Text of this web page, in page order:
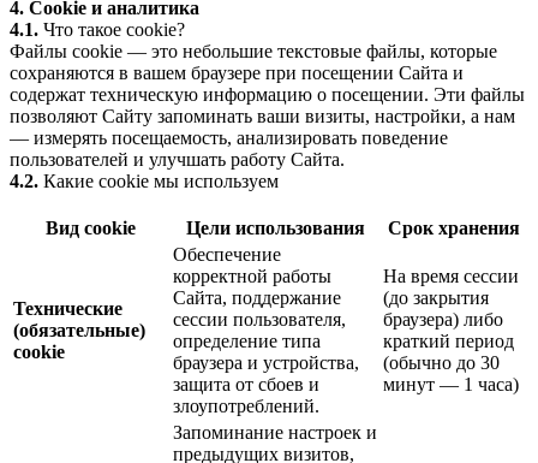
4. Cookie и аналитика
4.1. Что такое cookie?
Файлы cookie — это небольшие текстовые файлы, которые
сохраняются в вашем браузере при посещении Сайта и
содержат техническую информацию о посещении. Эти файлы
позволяют Сайту запоминать ваши визиты, настройки, а нам
— измерять посещаемость, анализировать поведение
пользователей и улучшать работу Сайта.
4.2. Какие cookie мы используем
Вид cookie Цели использования Срок хранения
Технические
(обязательные)
cookie
Обеспечение
корректной работы
Сайта, поддержание
сессии пользователя,
определение типа
браузера и устройства,
защита от сбоев и
злоупотреблений.
На время сессии
(до закрытия
браузера) либо
краткий период
(обычно до 30
минут — 1 часа)
Запоминание настроек и
предыдущих визитов,